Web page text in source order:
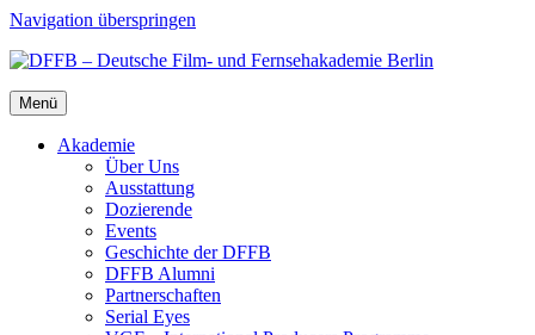
Navigation überspringen
Menü
Aka­de­mie
Über Uns
Aus­stat­tung
Dozie­ren­de
Events
Geschich­te der DFFB
DFFB Alum­ni
Part­ner­schaf­ten
Seri­al Eyes